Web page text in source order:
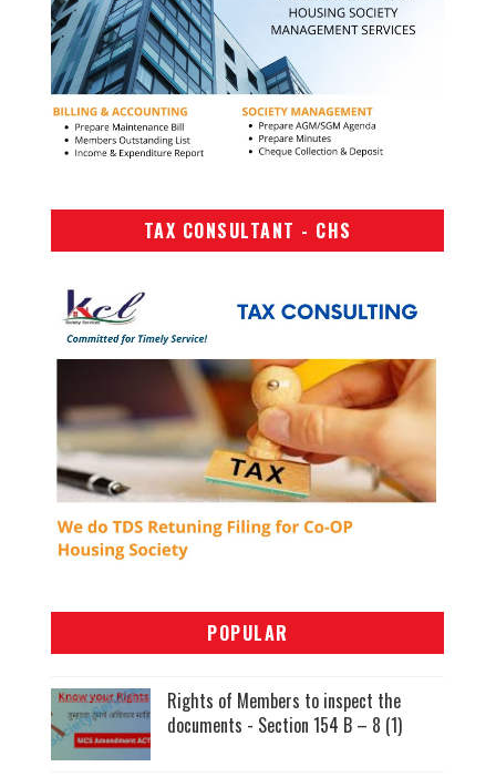
TAX CONSULTANT - CHS
POPULAR
Rights of Members to inspect the
documents - Section 154 B – 8 (1)